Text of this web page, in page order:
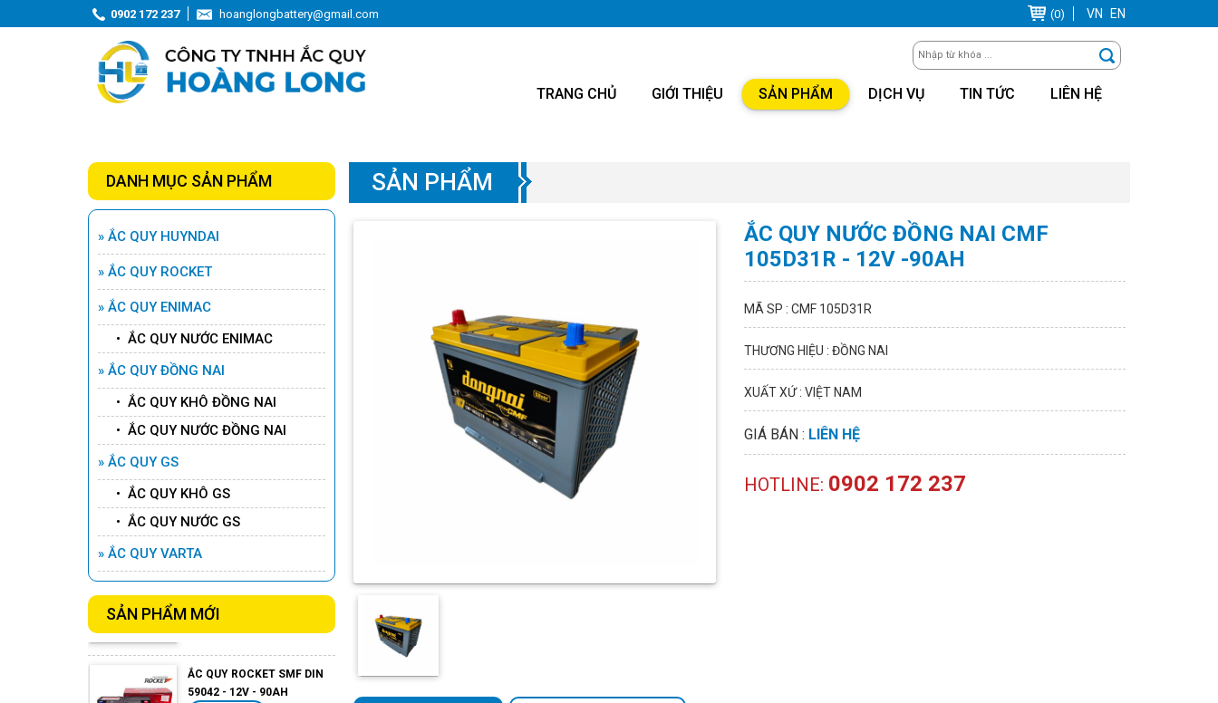
0902 172 237 hoanglongbattery@gmail.com (0) VN EN
TRANG CHỦ GIỚI THIỆU SẢN PHẨM DỊCH VỤ TIN TỨC LIÊN HỆ
DANH MỤC SẢN PHẨM
» ẮC QUY HUYNDAI
» ẮC QUY ROCKET
» ẮC QUY ENIMAC
• ẮC QUY NƯỚC ENIMAC
» ẮC QUY ĐỒNG NAI
• ẮC QUY KHÔ ĐỒNG NAI
• ẮC QUY NƯỚC ĐỒNG NAI
» ẮC QUY GS
• ẮC QUY KHÔ GS
• ẮC QUY NƯỚC GS
» ẮC QUY VARTA
SẢN PHẨM MỚI
ẮC QUY ROCKET AGM L5
-12V - 95AH
Chi tiết
ẮC QUY ROCKET AGM L3 -
12V -60AH
Chi tiết
59042 - 12V - 90AH
Chi tiết
SẢN PHẨM
ẮC QUY NƯỚC ĐỒNG NAI CMF
105D31R - 12V -90AH
MÃ SP : CMF 105D31R
THƯƠNG HIỆU : ĐỒNG NAI
XUẤT XỨ : VIỆT NAM
GIÁ BÁN : LIÊN HỆ
HOTLINE: 0902 172 237